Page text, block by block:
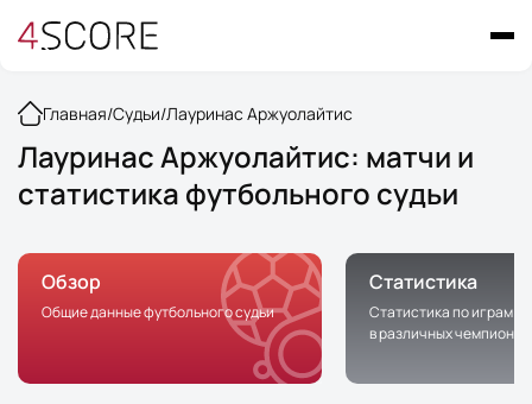
Главная/Судьи/Лауринас Аржуолайтис
Лауринас Аржуолайтис: матчи и
статистика футбольного судьи
Обзор
Общие данные футбольного судьи
Статистика
Статистика по играм с
в различных